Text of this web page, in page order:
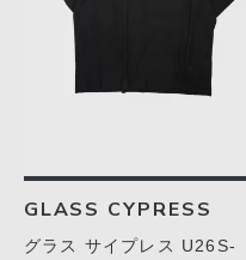
GLASS CYPRESS
グラス サイプレス U26S-